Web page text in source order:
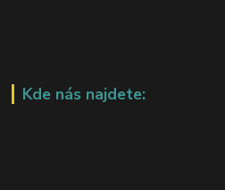
Kde nás najdete: